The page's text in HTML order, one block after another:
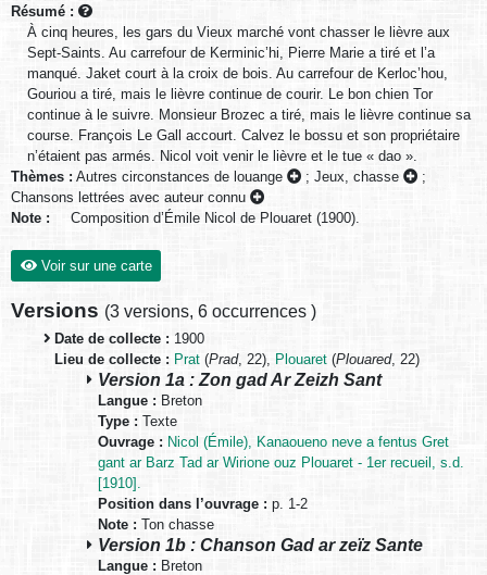
Résumé :
À cinq heures, les gars du Vieux marché vont chasser le lièvre aux
Sept-Saints. Au carrefour de Kerminic’hi, Pierre Marie a tiré et l’a
manqué. Jaket court à la croix de bois. Au carrefour de Kerloc’hou,
Gouriou a tiré, mais le lièvre continue de courir. Le bon chien Tor
continue à le suivre. Monsieur Brozec a tiré, mais le lièvre continue sa
course. François Le Gall accourt. Calvez le bossu et son propriétaire
n’étaient pas armés. Nicol voit venir le lièvre et le tue « dao ».
Thèmes : Autres circonstances de louange ; Jeux, chasse
;
Chansons lettrées avec auteur connu
Note :
Composition d’Émile Nicol de Plouaret (1900).
Voir sur une carte
Versions (3 versions, 6 occurrences )
Date de collecte : 1900
Lieu de collecte : Prat (Prad, 22), Plouaret (Plouared, 22)
Version 1a : Zon gad Ar Zeizh Sant
Langue : Breton
Type : Texte
Ouvrage : Nicol (Émile), Kanaoueno neve a fentus Gret
gant ar Barz Tad ar Wirione ouz Plouaret - 1er recueil, s.d.
[1910].
Position dans l’ouvrage : p. 1-2
Note : Ton chasse
Version 1b : Chanson Gad ar zeïz Sante
Langue : Breton